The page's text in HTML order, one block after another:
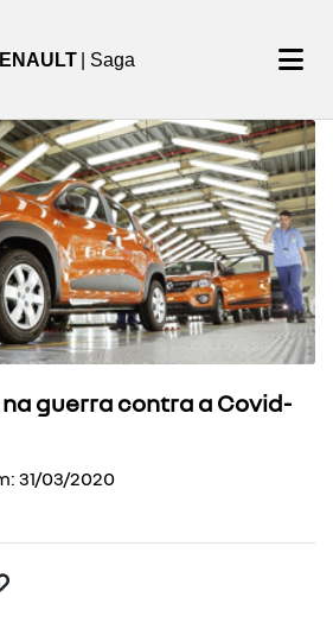
| Saga
guerra contra a Covid-
31/03/2020